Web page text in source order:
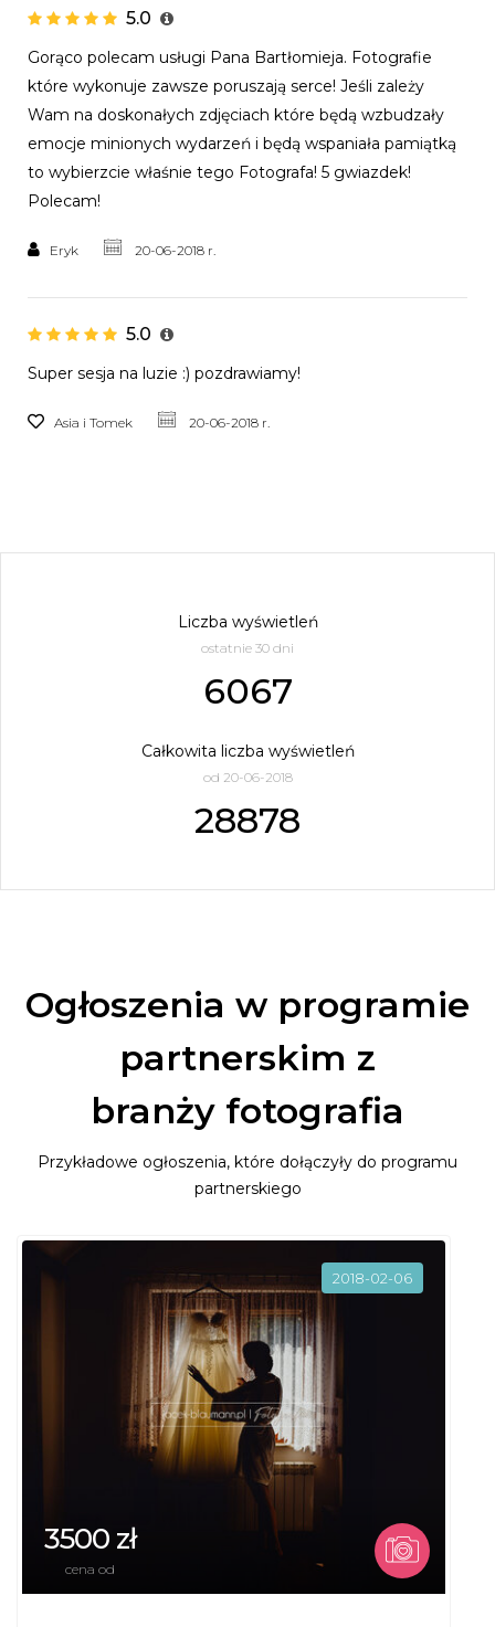
5.0
Gorąco polecam usługi Pana Bartłomieja. Fotografie
które wykonuje zawsze poruszają serce! Jeśli zależy
Wam na doskonałych zdjęciach które będą wzbudzały
emocje minionych wydarzeń i będą wspaniała pamiątką
to wybierzcie właśnie tego Fotografa! 5 gwiazdek!
Polecam!
Eryk 20-06-2018 r.
5.0
Super sesja na luzie :) pozdrawiamy!
Asia i Tomek 20-06-2018 r.
Liczba wyświetleń
ostatnie 30 dni
6067
Całkowita liczba wyświetleń
od 20-06-2018
28878
Ogłoszenia w programie
partnerskim z
branży fotografia
Przykładowe ogłoszenia, które dołączyły do programu
partnerskiego
2018-02-06
3500 zł
cena od